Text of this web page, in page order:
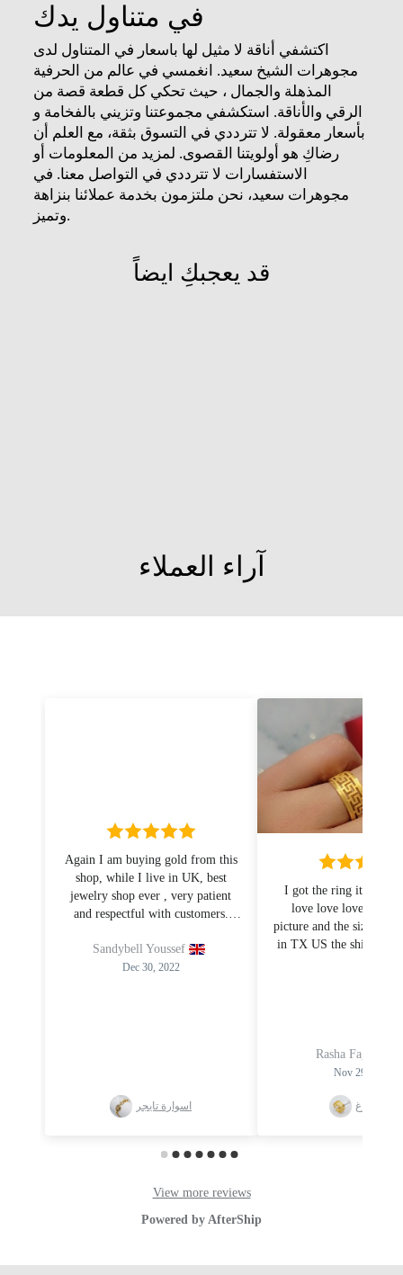
في متناول يدك
اكتشفي أناقة لا مثيل لها باسعار في المتناول لدى
مجوهرات الشيخ سعيد. انغمسي في عالم من الحرفية
المذهلة والجمال ، حيث تحكي كل قطعة قصة من
الرقي والأناقة. استكشفي مجموعتنا وتزيني بالفخامة و
بأسعار معقولة. لا تترددي في التسوق بثقة، مع العلم أن
رضاكِ ​​هو أولويتنا القصوى. لمزيد من المعلومات أو
الاستفسارات لا تترددي في التواصل معنا. في
مجوهرات سعيد، نحن ملتزمون بخدمة عملائنا بنزاهة
وتميز.
قد يعجبكِ ايضاً
آراء العملاء